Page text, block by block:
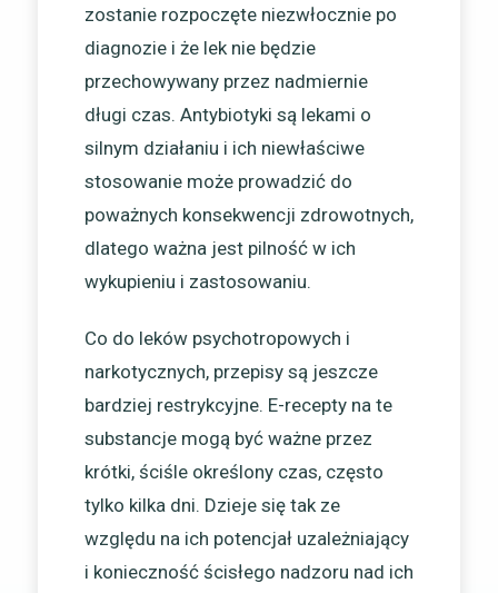
zostanie rozpoczęte niezwłocznie po
diagnozie i że lek nie będzie
przechowywany przez nadmiernie
długi czas. Antybiotyki są lekami o
silnym działaniu i ich niewłaściwe
stosowanie może prowadzić do
poważnych konsekwencji zdrowotnych,
dlatego ważna jest pilność w ich
wykupieniu i zastosowaniu.
Co do leków psychotropowych i
narkotycznych, przepisy są jeszcze
bardziej restrykcyjne. E-recepty na te
substancje mogą być ważne przez
krótki, ściśle określony czas, często
tylko kilka dni. Dzieje się tak ze
względu na ich potencjał uzależniający
i konieczność ścisłego nadzoru nad ich